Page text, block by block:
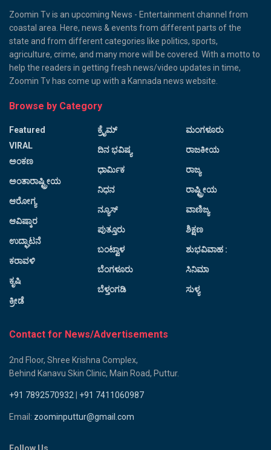
Zoomin Tv is an upcoming News - Entertainment channel from
coastal area. Here, news & events from different parts of the
state and from different categories like politics, sports,
agriculture, crime, and many more will be covered. With a motto to
help the readers in getting fresh news/video updates in time,
Zoomin Tv has come up with a Kannada news website.
Browse by Category
Featured
VIRAL
ಅಂಕಣ
ಅಂತಾರಾಷ್ಟ್ರೀಯ
ಆರೋಗ್ಯ
ಆವಿಷ್ಕಾರ
ಉದ್ಘಾಟನೆ
ಕರಾವಳಿ
ಕೃಷಿ
ಕ್ರೀಡೆ
ಕ್ರೈಮ್
ದಿನ ಭವಿಷ್ಯ
ಧಾರ್ಮಿಕ
ನಿಧನ
ನ್ಯೂಸ್
ಪುತ್ತೂರು
ಬಂಟ್ವಾಳ
ಬೆಂಗಳೂರು
ಬೆಳ್ತಂಗಡಿ
ಮಂಗಳೂರು
ರಾಜಕೀಯ
ರಾಜ್ಯ
ರಾಷ್ಟ್ರೀಯ
ವಾಣಿಜ್ಯ
ಶಿಕ್ಷಣ
ಶುಭವಿವಾಹ :
ಸಿನಿಮಾ
ಸುಳ್ಯ
Contact for News/Advertisements
2nd Floor, Shree Krishna Complex,
Behind Kanavu Skin Clinic, Main Road, Puttur.
+91 7892570932 +91 7411060987
Email: zoominputtur@gmail.com